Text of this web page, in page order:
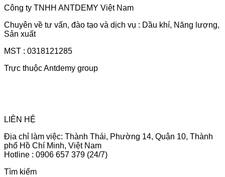
Công ty TNHH ANTDEMY Việt Nam
Chuyên về tư vấn, đào tạo và dịch vụ : Dầu khí, Năng lượng,
Sản xuất
MST : 0318121285
Trực thuộc Antdemy group
LIÊN HỆ
Địa chỉ làm việc: Thành Thái, Phường 14, Quận 10, Thành
phố Hồ Chí Minh, Việt Nam
Hotline : 0906 657 379 (24/7)
Tìm kiếm